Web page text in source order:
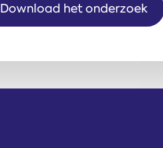
Download het onderzoek